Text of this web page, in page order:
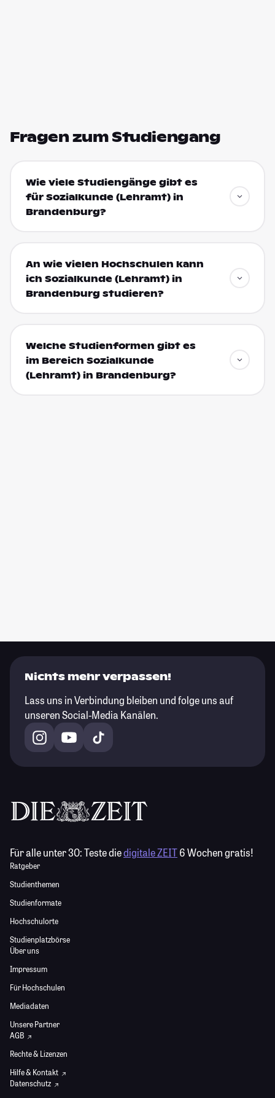
Fragen zum Studiengang
Wie viele Studiengänge gibt es
für Sozialkunde (Lehramt) in
Brandenburg?
An wie vielen Hochschulen kann
ich Sozialkunde (Lehramt) in
Brandenburg studieren?
Welche Studienformen gibt es
im Bereich Sozialkunde
(Lehramt) in Brandenburg?
Nichts mehr verpassen!
Lass uns in Verbindung bleiben und folge uns auf
unseren Social-Media Kanälen.
Für alle unter 30:Teste diedigitale ZEIT6 Wochen gratis!
Ratgeber
Studienthemen
Studienformate
Hochschulorte
Studienplatzbörse
Über uns
Impressum
Für Hochschulen
Mediadaten
Unsere Partner
AGB
Rechte & Lizenzen
Hilfe & Kontakt
Datenschutz